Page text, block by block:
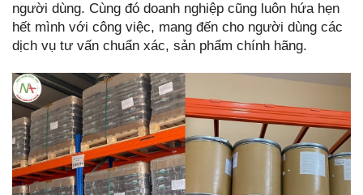
người dùng. Cùng đó doanh nghiệp cũng luôn hứa hẹn
hết mình với công việc, mang đến cho người dùng các
dịch vụ tư vấn chuẩn xác, sản phẩm chính hãng.